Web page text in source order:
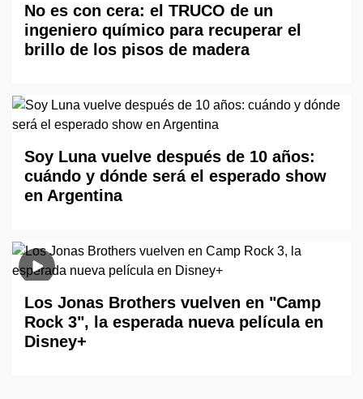
No es con cera: el TRUCO de un
ingeniero químico para recuperar el
brillo de los pisos de madera
Soy Luna vuelve después de 10 años:
cuándo y dónde será el esperado show
en Argentina
Los Jonas Brothers vuelven en "Camp
Rock 3", la esperada nueva película en
Disney+